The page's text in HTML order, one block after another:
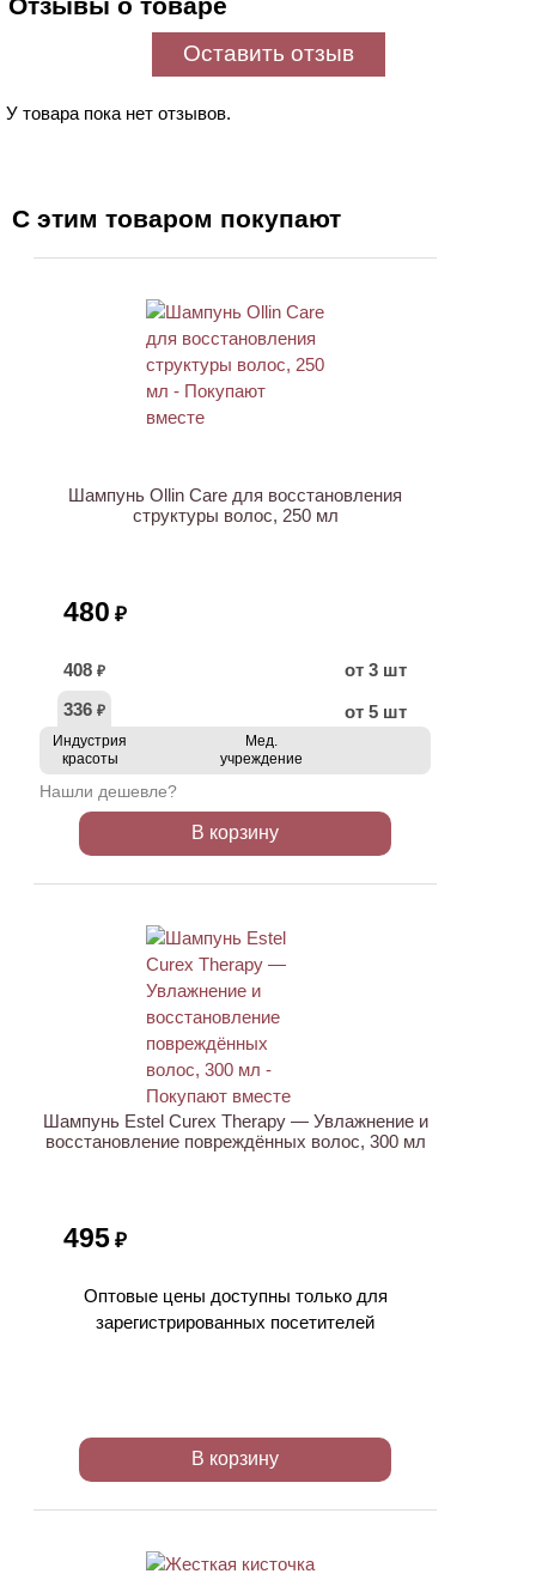
Оставить отзыв
У товара пока нет отзывов.
С этим товаром покупают
Шампунь Ollin Care для восстановления
структуры волос, 250 мл
480 ₽
408 ₽
от 3 шт
336 ₽ от 5 шт
Индустрия
красоты
Мед.
учреждение
Нашли дешевле?
В корзину
Шампунь Estel Curex Therapy — Увлажнение и
восстановление повреждённых волос, 300 мл
495 ₽
Оптовые цены доступны только для
зарегистрированных посетителей
В корзину